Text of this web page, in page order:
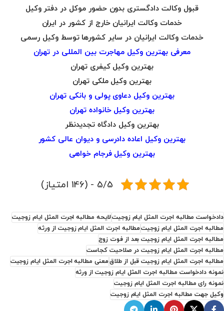
قبول وکالت دادگستری بدون حضور موکل در دفتر وکیل
خدمات وکالت ایرانیان خارج از کشور در ایران
خدمات وکالت ایرانیان در سایر کشورها توسط وکیل رسمی
معرفی بهترین وکیل مهاجرت بین المللی در تهران
بهترین وکیل کیفری تهران
بهترین وکیل ملکی تهران
بهترین وکیل دعاوی پولی و بانکی تهران
بهترین وکیل خانواده تهران
بهترین وکیل دادگاه تجدیدنظر
بهترین وکیل اعاده دادرسی و دیوان عالی کشور
بهترین وکیل فرجام خواهی
5/5 - (146 امتیاز)
دادخواست مطالبه اجرت المثل ایام زوجیتلایحه مطالبه اجرت المثل ایام زوجیت
مطالبه اجرت‌ المثل ایام زوجیتمطالبه اجرت المثل ایام زوجیت از ورثه
مطالبه اجرت المثل ایام زوجیت بعد از فوت زوج
مطالبه اجرت المثل ایام زوجیت در صلاحیت کجاست
مطالبه اجرت المثل ایام زوجیت قبل از طلاقمعنی مطالبه اجرت المثل ایام زوجیت
نمونه دادخواست مطالبه اجرت المثل ایام زوجیت از ورثه
نمونه رای مطالبه اجرت المثل ایام زوجیت
وکیل جهت مطالبه اجرت المثل ایام زوجیت